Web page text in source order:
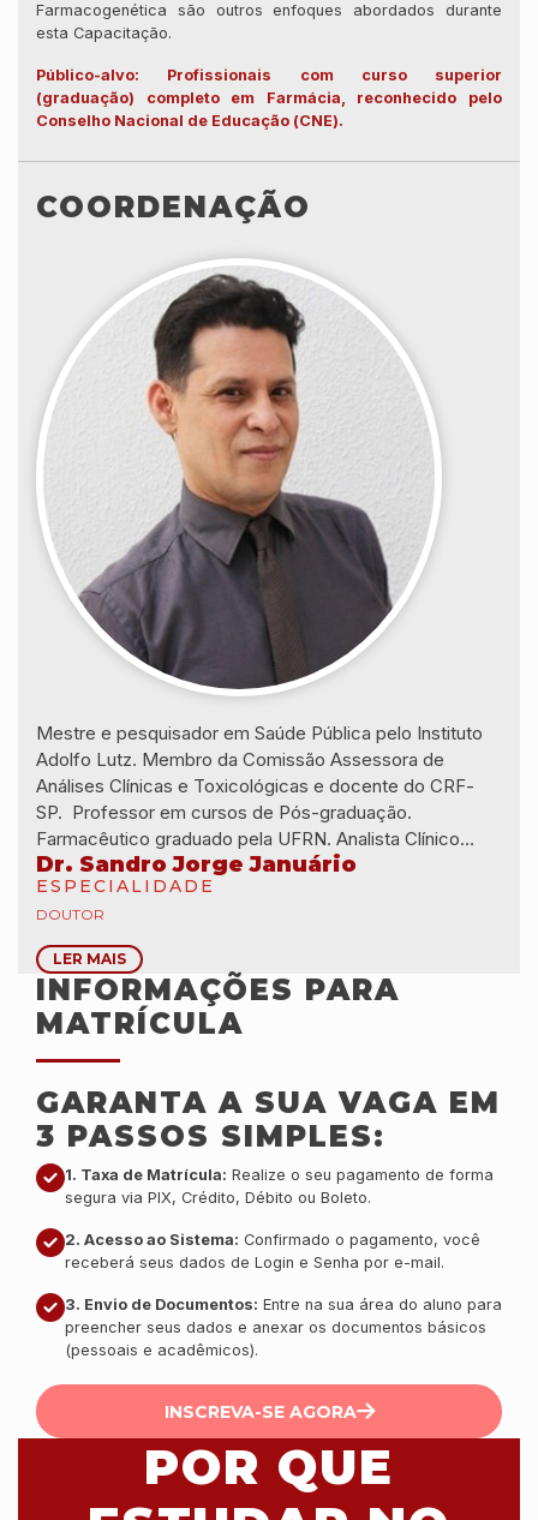
Farmacogenética são outros enfoques abordados durante
esta Capacitação.
Público-alvo: Profissionais com curso superior
(graduação) completo em Farmácia, reconhecido pelo
Conselho Nacional de Educação (CNE).
COORDENAÇÃO
Mestre e pesquisador em Saúde Pública pelo Instituto
Adolfo Lutz. Membro da Comissão Assessora de
Análises Clínicas e Toxicológicas e docente do CRF-
SP. Professor em cursos de Pós-graduação.
Farmacêutico graduado pela UFRN. Analista Clínico
habilitado pela Faculdade de Ciências Farmacêuticas da
USP. Especialista em Educação em Saúde Pública pela
FIOCRUZ.
Dr. Sandro Jorge Januário
ESPECIALIDADE
DOUTOR
LER MAIS
INFORMAÇÕES PARA
MATRÍCULA
GARANTA A SUA VAGA EM
3 PASSOS SIMPLES:
1. Taxa de Matrícula: Realize o seu pagamento de forma
segura via PIX, Crédito, Débito ou Boleto.
2. Acesso ao Sistema: Confirmado o pagamento, você
receberá seus dados de Login e Senha por e-mail.
3. Envio de Documentos: Entre na sua área do aluno para
preencher seus dados e anexar os documentos básicos
(pessoais e acadêmicos).
INSCREVA-SE AGORA
POR QUE